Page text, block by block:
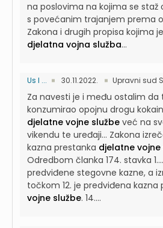
na poslovima na kojima se staž
s povećanim trajanjem prema
Zakona i drugih propisa kojima
djelatna vojna služba...
Us I ... 30.11.2022. Upravni sud
Za navesti je i među ostalim da
konzumirao opojnu drogu
djelatne vojne službe već na
vikendu te uređaji... Zakona
kazna prestanka djelatne vojne
Odredbom članka 174. stavka 1....
predviđene stegovne kazne, a
točkom 12. je predviđena kazna
vojne službe. 14....